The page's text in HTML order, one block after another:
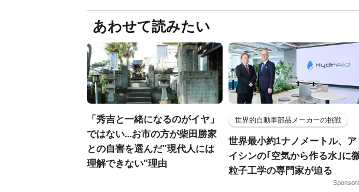
あわせて読みたい
「秀吉と一緒になるのがイヤ」
ではない...お市の方が柴田勝家
との自害を選んだ"現代人には
理解できない"理由
世界的自動車部品メーカーの挑戦
世界最小約1ナノメートル、ア
イシンの｢空気から作る水｣に
粒子工学の専門家が迫る